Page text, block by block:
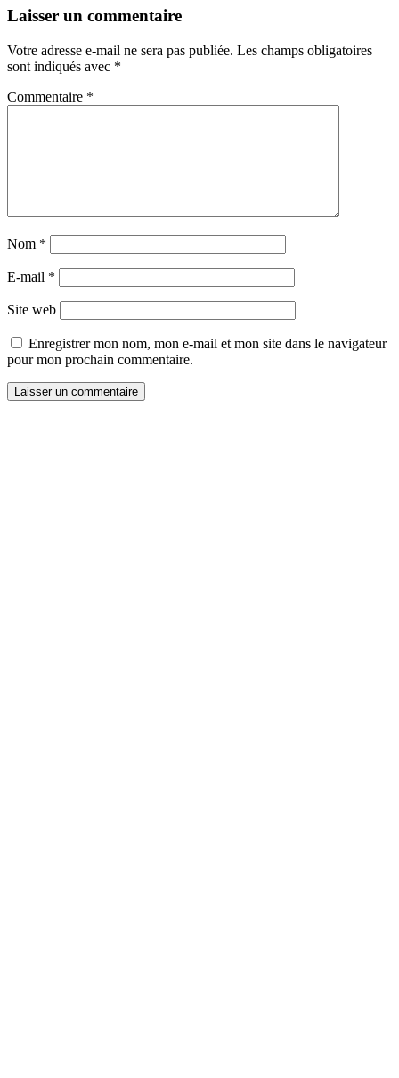
Laisser un commentaire
Votre adresse e-mail ne sera pas publiée. Les champs obligatoires
sont indiqués avec *
Commentaire *
Nom *
E-mail *
Site web
Enregistrer mon nom, mon e-mail et mon site dans le navigateur
pour mon prochain commentaire.